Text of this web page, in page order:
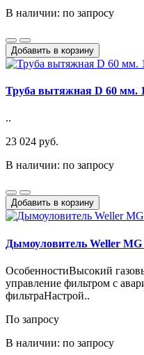
В наличии: по запросу
Добавить в корзину
Труба вытяжная D 60 мм.
..
23 024 руб.
В наличии: по запросу
Добавить в корзину
Дымоуловитель Weller MG
ОсобенностиВысокий
управление фильтром с
фильтраНастрой..
По запросу
В наличии: по запросу